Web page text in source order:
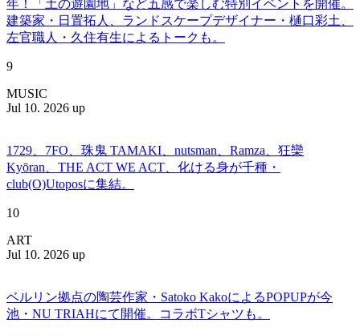
年！「土の遊園地」など五感で楽しむ特別イベントを開催。
建築家・日置拓人、ランドスケープデザイナー・樋口彩土、
左官職人・久住有生によるトークも。
9
MUSIC
Jul 10. 2026 up
1729、7FO、珠鬼 TAMAKI、nutsman、Ramza、狂欒
Kyōran、THE ACT WE ACT、化ける身が千種・
club(O)Utoposに集結。
10
ART
Jul 10. 2026 up
ベルリン拠点の陶芸作家・Satoko KakoによるPOPUPが今
池・NU TRIAHにて開催。コラボTシャツも。